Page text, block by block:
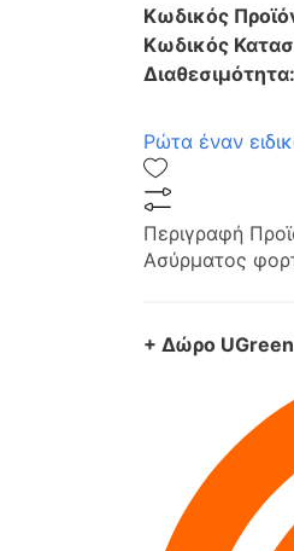
Κωδικός
Κωδικός
Διαθεσιμότητα:
Ρώτα έναν
Περιγραφή
Ασύρματος
+ Δώρο